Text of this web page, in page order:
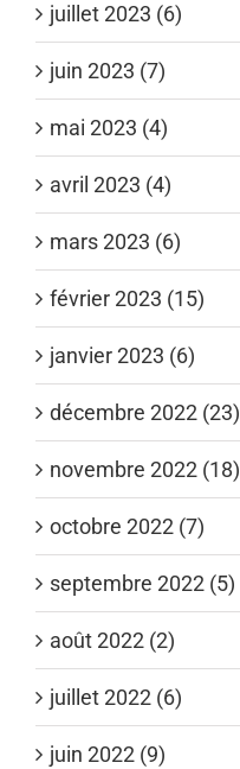
juillet 2023 (6)
juin 2023 (7)
mai 2023 (4)
avril 2023 (4)
mars 2023 (6)
février 2023 (15)
janvier 2023 (6)
décembre 2022 (23)
novembre 2022 (18)
octobre 2022 (7)
septembre 2022 (5)
août 2022 (2)
juillet 2022 (6)
juin 2022 (9)